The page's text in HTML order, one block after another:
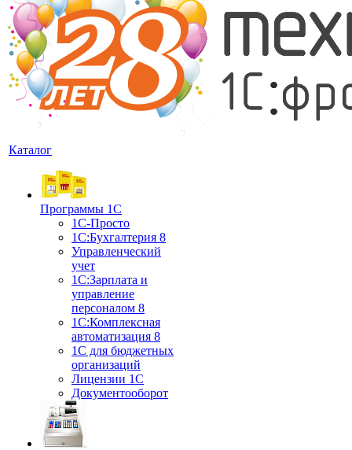
Каталог
Программы 1С
1С-Просто
1С:Бухгалтерия 8
Управленческий
учет
1С:Зарплата и
управление
персоналом 8
1C:Комплексная
автоматизация 8
1С для бюджетных
организаций
Лицензии 1С
Документооборот